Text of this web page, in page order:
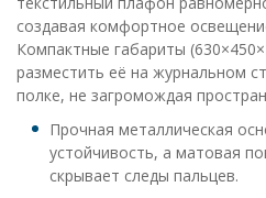
создавая комфортное
Компактные габариты
разместить её на журнальном
полке, не загромождая
Прочная металлическая
устойчивость, а матовая
скрывает следы пальцев.